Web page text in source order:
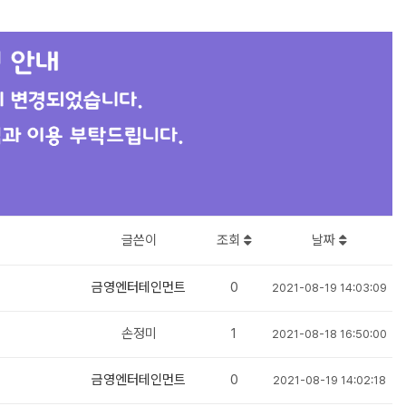
글쓴이 조회 날짜
금영엔터테인먼트 0 2021-08-19 14:03:09
손정미 1 2021-08-18 16:50:00
금영엔터테인먼트 0 2021-08-19 14:02:18